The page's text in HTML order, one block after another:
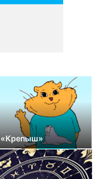
«Крепыш»